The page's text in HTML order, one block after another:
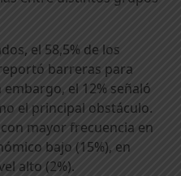
el 58,5% de los
barreras para
el 12% señaló
el principal obstáculo.
mayor frecuencia en
bajo (15%), en
alto (2%).